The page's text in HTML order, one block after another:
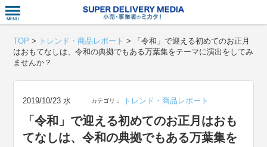
TOP > トレンド・商品レポート >
「令和」で迎える初めてのお正月
はおもてなしは、令和の典拠でもある万葉集をテーマに演出をしてみ
ませんか？
2019/10/23 水 カテゴリ： トレンド・商品レポート
「令和」で迎える初めてのお正月はおも
てなしは、令和の典拠でもある万葉集を